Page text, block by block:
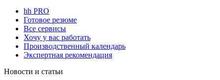
hh PRO
Готовое резюме
Все сервисы
Хочу у вас работать
Производственный календарь
Экспертная рекомендация
Новости и статьи